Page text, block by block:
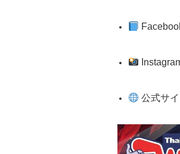
公式サ